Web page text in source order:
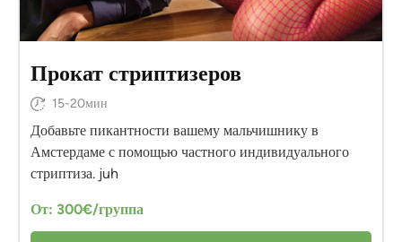
Прокат стриптизеров
15-20мин
Добавьте пикантности вашему мальчишнику в
Амстердаме с помощью частного индивидуального
стриптиза. juh
От: 300€/группа